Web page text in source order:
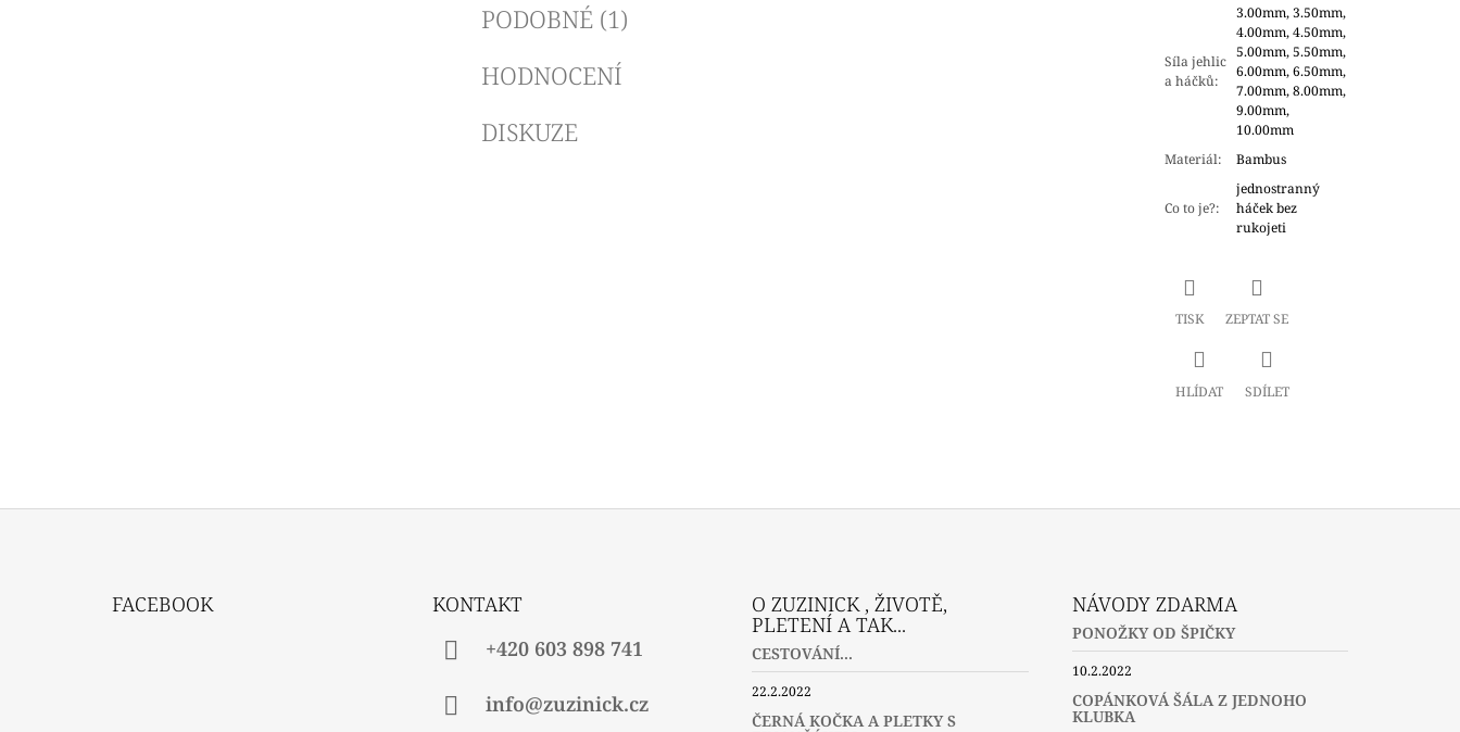
PODOBNÉ (1)
HODNOCENÍ
DISKUZE
Síla jehlic
a háčků:
3.00mm, 3.50mm,
4.00mm, 4.50mm,
5.00mm, 5.50mm,
6.00mm, 6.50mm,
7.00mm, 8.00mm,
9.00mm,
10.00mm
Materiál: Bambus
Co to je?:
jednostranný
háček bez
rukojeti
TISK ZEPTAT SE
HLÍDAT SDÍLET
FACEBOOK
KONTAKT
+420 603 898 741
info@zuzinick.cz
O ZUZINICK , ŽIVOTĚ,
PLETENÍ A TAK...
CESTOVÁNÍ...
22.2.2022
ČERNÁ KOČKA A PLETKY S
NÁVODY ZDARMA
PONOŽKY OD ŠPIČKY
10.2.2022
COPÁNKOVÁ ŠÁLA Z JEDNOHO
KLUBKA